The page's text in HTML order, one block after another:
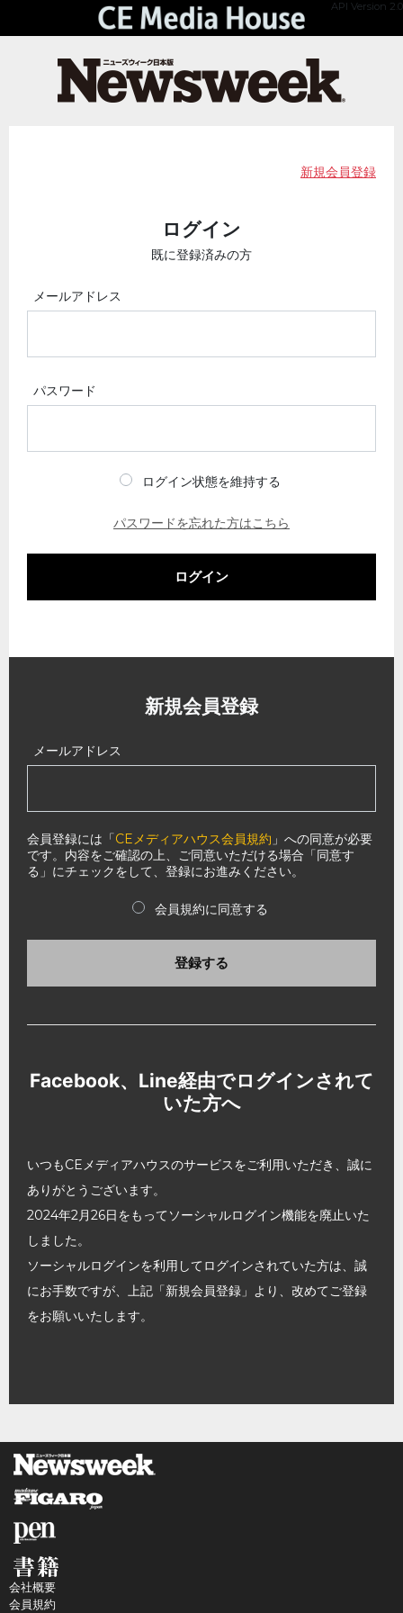
API Version 2.0
新規会員登録
ログイン
既に登録済みの方
メールアドレス
パスワード
ログイン状態を維持する
パスワードを忘れた方はこちら
ログイン
新規会員登録
メールアドレス
会員登録には「CEメディアハウス会員規約 」への同意が必要
です。内容をご確認の上、ご同意いただける場合「同意す
る」にチェックをして、登録にお進みください。
会員規約に同意する
登録する
Facebook、Line経由でログインされて
いた方へ
いつもCEメディアハウスのサービスをご利用いただき、誠に
ありがとうございます。
2024年2月26日をもってソーシャルログイン機能を廃止いた
しました。
ソーシャルログインを利用してログインされていた方は、誠
にお手数ですが、上記「新規会員登録」より、改めてご登録
をお願いいたします。
会社概要
会員規約